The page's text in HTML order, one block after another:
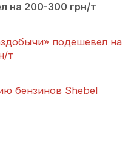
на 200-300 грн/т
подешевел на
т
бензинов Shebel